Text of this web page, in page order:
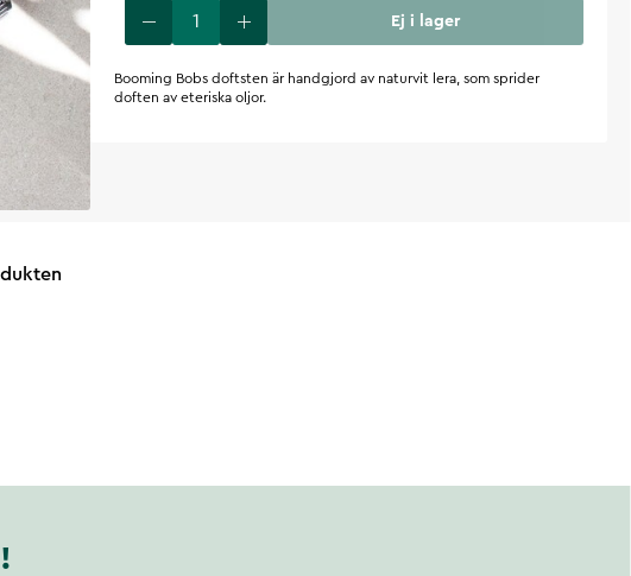
Ej i lager
Booming Bobs doftsten är handgjord av naturvit lera, som sprider
doften av eteriska oljor.